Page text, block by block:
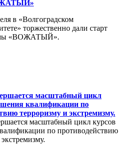
в «Волгоградском
торжественно дали старт
«ВОЖАТЫЙ».
масштабный цикл
квалификации по
терроризму и экстремизму.
масштабный цикл курсов
по противодействию